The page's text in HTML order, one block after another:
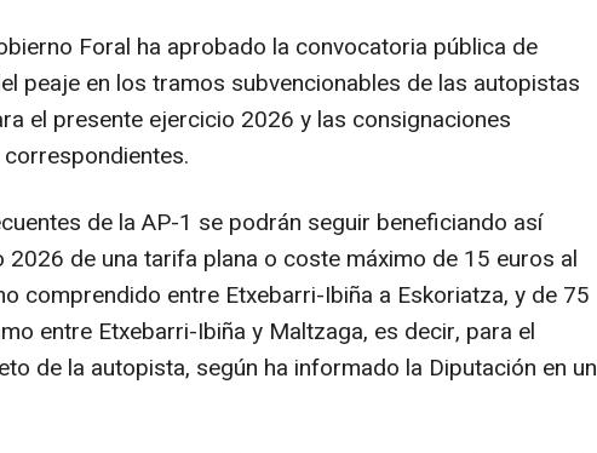
Foral ha aprobado la convocatoria pública de
peaje en los tramos subvencionables de las autopistas
el presente ejercicio 2026 y las consignaciones
de la AP-1 se podrán seguir beneficiando así
2026 de una tarifa plana o coste máximo de 15 euros al
comprendido entre Etxebarri-Ibiña a Eskoriatza, y de 75
entre Etxebarri-Ibiña y Maltzaga, es decir, para el
de la autopista, según ha informado la Diputación en un